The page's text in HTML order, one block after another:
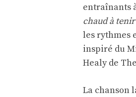
entraînants
chaud à
les rythmes
inspiré du
Healy de
La chanson